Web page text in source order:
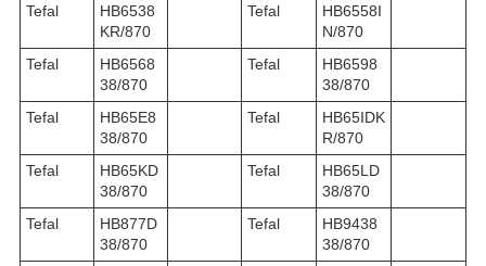
Tefal
HB6538
KR/870
Tefal
HB6558I
N/870
Tefal
HB6568
38/870
Tefal
HB6598
38/870
Tefal
HB65E8
38/870
Tefal
HB65IDK
R/870
Tefal
HB65KD
38/870
Tefal
HB65LD
38/870
Tefal
HB877D
38/870
Tefal
HB9438
38/870